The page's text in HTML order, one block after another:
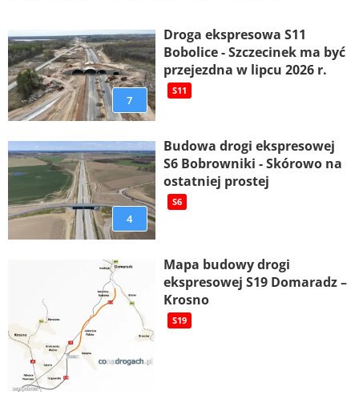
7
Droga ekspresowa S11
Bobolice - Szczecinek ma być
przejezdna w lipcu 2026 r.
S11
4
Budowa drogi ekspresowej
S6 Bobrowniki - Skórowo na
ostatniej prostej
S6
Mapa budowy drogi
ekspresowej S19 Domaradz –
Krosno
S19